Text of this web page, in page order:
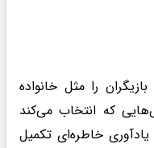
را مثل خانواده
که انتخاب می‌کند
خاطره‌ای تکمیل